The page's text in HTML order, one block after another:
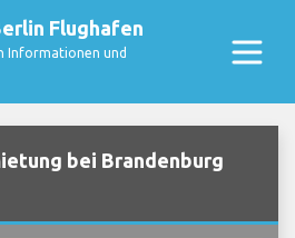
Flughafen
Informationen und
bei Brandenburg